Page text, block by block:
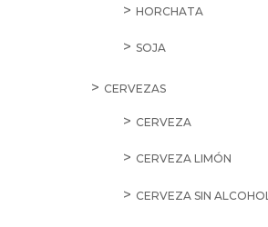
HORCHATA
SOJA
CERVEZAS
CERVEZA
CERVEZA LIMÓN
CERVEZA SIN ALCOHOL